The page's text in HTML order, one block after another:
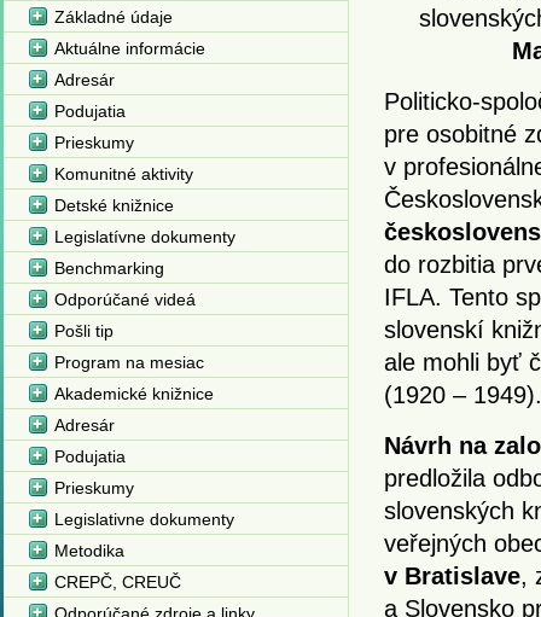
Politicko-
pre osobitné
v
do rozbitia
IFLA. Tento
slovenskí
ale mohli byť
(1920 – 1949).
Návrh na
predložila
slovenských
veřejných
v Bratislave,
a Slovensko
Základné údaje
Aktuálne informácie
Adresár
Podujatia
Prieskumy
Komunitné aktivity
Detské knižnice
Legislatívne dokumenty
Benchmarking
Odporúčané videá
Pošli tip
Program na mesiac
Akademické knižnice
Adresár
Podujatia
Prieskumy
Legislativne dokumenty
Metodika
CREPČ, CREUČ